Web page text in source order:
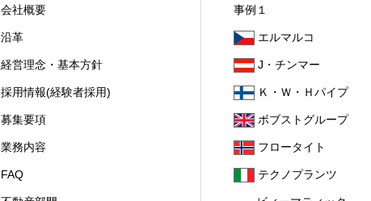
会社概要
沿革
経営理念・基本方針
採用情報(経験者採用)
募集要項
業務内容
FAQ
事例１
エルマルコ
J・チンマー
Ｋ・Ｗ・Ｈパイプ
ボブストグループ
フロータイト
テクノプランツ